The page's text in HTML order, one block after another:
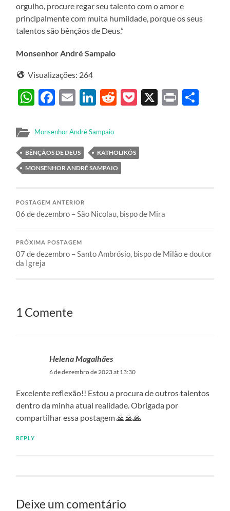
orgulho, procure regar seu talento com o amor e
principalmente com muita humildade, porque os seus
talentos são bênçãos de Deus.”
Monsenhor André Sampaio
Visualizações: 264
WhatsApp
Facebook
EmailLinkedIn
Reddit
Pocket
X Print
Monsenhor André Sampaio
BÊNÇÃOS DE DEUS
KATHOLIKÓS
MONSENHOR ANDRÉ SAMPAIO
POSTAGEM ANTERIOR
06 de dezembro – São Nicolau, bispo de Mira
PRÓXIMA POSTAGEM
07 de dezembro – Santo Ambrósio, bispo de Milão e doutor
da Igreja
1 Comente
Helena Magalhães
6 de dezembro de 2023 at 13:30
Excelente reflexão!! Estou a procura de outros talentos
dentro da minha atual realidade. Obrigada por
compartilhar essa postagem 🙏🙏🙏
REPLY
Deixe um comentário